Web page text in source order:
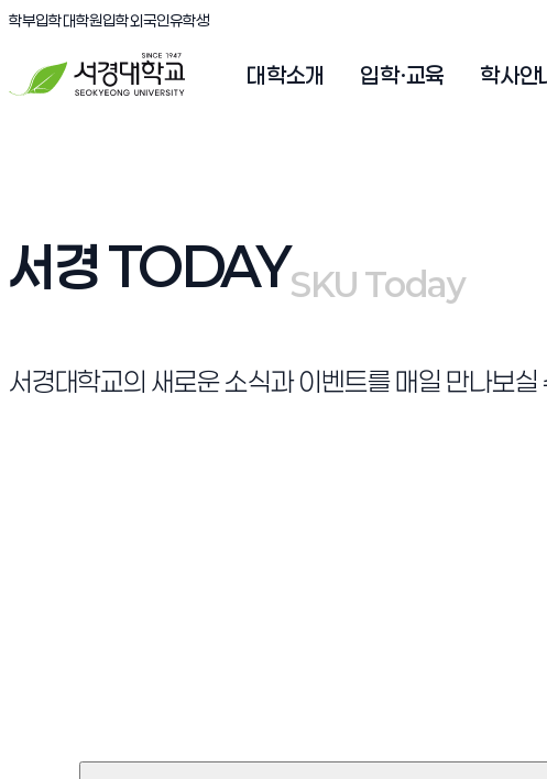
서경대학교
학부입학(새창 열림)
대학원입학(새창 열림)
외국인유학생(새창 열림)
대학소개 입학·교육 학사안
서경 TODAYSKU Today
SKU Today
서경대학교의 새로운 소식과 이벤트를 매일 만나보실